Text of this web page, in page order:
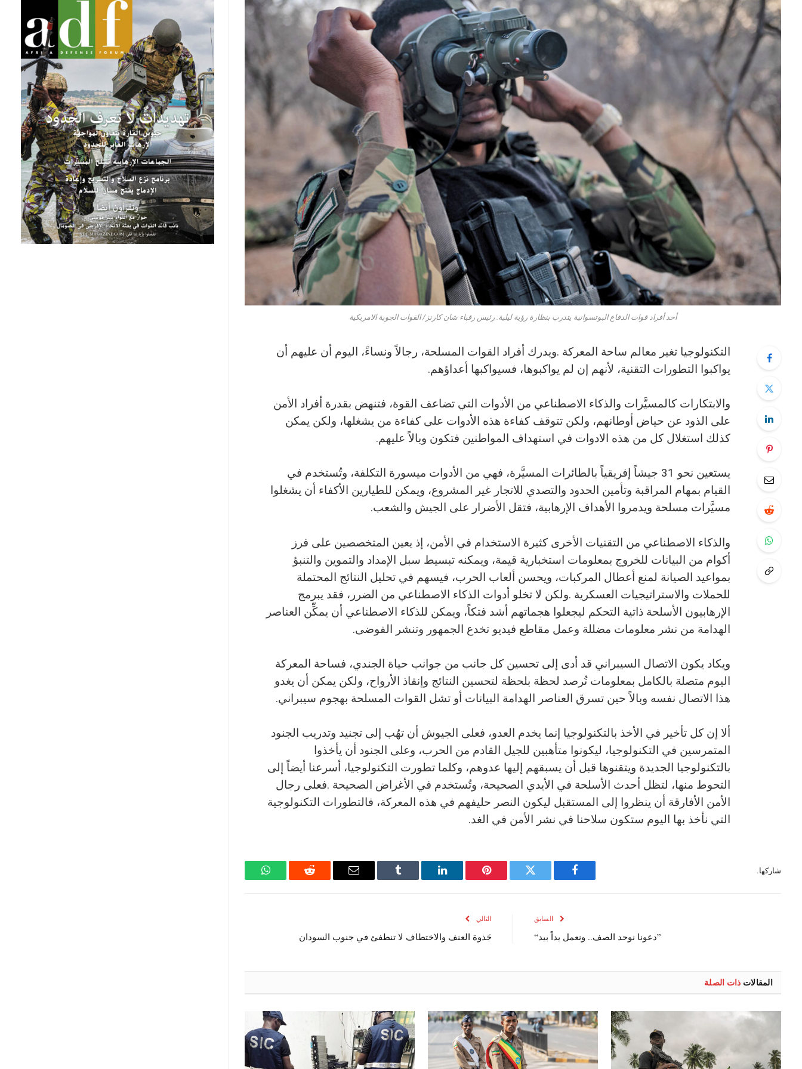
أحد أفراد قوات الدفاع البوتسوانية يتدرب بنظارة رؤية ليلية. رئيس رقباء شان كارنز/ القوات الجوية الامريكية
‬يواكبوا‭ ‬التطورات‭ ‬التقنية،‭ ‬لأنهم‭ ‬إن‭ ‬لم‭ ‬يواكبوها،‭ ‬فسيواكبها‭ ‬أعداؤهم‭.‬
‬كذلك‭ ‬استغلال‭ ‬كل‭ ‬من‭ ‬هذه‭ ‬الادوات‭ ‬في‭ ‬استهداف‭ ‬المواطنين‭ ‬فتكون‭ ‬وبالاً‭ ‬عليهم‭. ‬
‬مسيَّرات‭ ‬مسلحة‭ ‬ويدمروا‭ ‬الأهداف‭ ‬الإرهابية،‭ ‬فتقل‭ ‬الأضرار‭ ‬على‭ ‬الجيش‭ ‬والشعب‭.‬
‬الهدامة‭ ‬من‭ ‬نشر‭ ‬معلومات‭ ‬مضللة‭ ‬وعمل‭ ‬مقاطع‭ ‬فيديو‭ ‬تخدع‭ ‬الجمهور‭ ‬وتنشر‭ ‬الفوضى‭.‬
‬هذا‭ ‬الاتصال‭ ‬نفسه‭ ‬وبالاً‭ ‬حين‭ ‬تسرق‭ ‬العناصر‭ ‬الهدامة‭ ‬البيانات‭ ‬أو‭ ‬تشل‭ ‬القوات‭ ‬المسلحة‭ ‬بهجوم‭ ‬سيبراني‭.‬
‬التي‭ ‬نأخذ‭ ‬بها‭ ‬اليوم‭ ‬ستكون‭ ‬سلاحنا‭ ‬في‭ ‬نشر‭ ‬الأمن‭ ‬في‭ ‬الغد‭.‬
شاركها.
فيسبوك تويتر بينتيريستلينكدإن Tumblr
البريد
رديت واتساب
السابق
”دعونا نوحد الصف.. ونعمل يداً بيد“
التالي
جَذوة العنف والاختطاف لا تنطفئ في جنوب السودان
المقالات ذات الصلة